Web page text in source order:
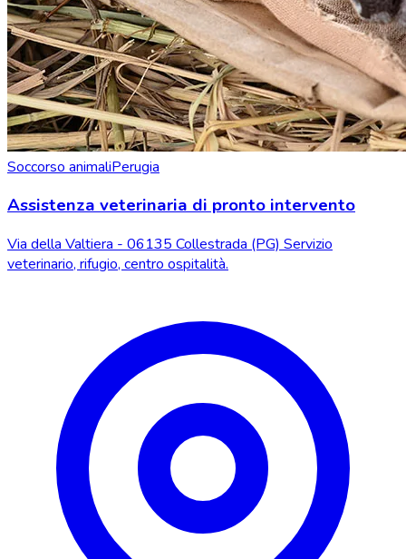
Soccorso animaliPerugia
Assistenza veterinaria di pronto intervento
Via della Valtiera - 06135 Collestrada (PG) Servizio
veterinario, rifugio, centro ospitalità.